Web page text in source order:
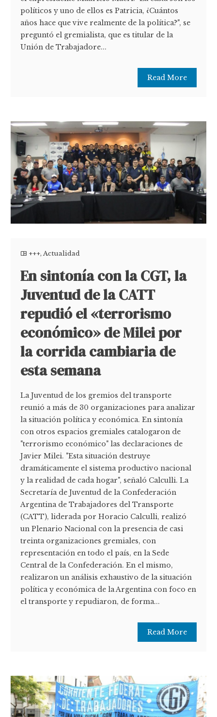
políticos y uno de ellos es Patricia, ¿Cuántos
años hace que vive realmente de la política?", se
preguntó el gremialista, que es titular de la
Unión de Trabajadore...
Read More
+++,Actualidad
En sintonía con la CGT, la
Juventud de la CATT
repudió el «terrorismo
económico» de Milei por
la corrida cambiaria de
esta semana
La Juventud de los gremios del transporte
reunió a más de 30 organizaciones para analizar
la situación política y económica. En sintonía
con otros espacios gremiales catalogaron de
"terrorismo económico" las declaraciones de
Javier Milei. "Esta situación destruye
dramáticamente el sistema productivo nacional
y la realidad de cada hogar", señaló Calculli. La
Secretaría de Juventud de la Confederación
Argentina de Trabajadores del Transporte
(CATT), liderada por Horacio Calculli, realizó
un Plenario Nacional con la presencia de casi
treinta organizaciones gremiales, con
representación en todo el país, en la Sede
Central de la Confederación. En el mismo,
realizaron un análisis exhaustivo de la situación
política y económica de la Argentina con foco en
el transporte y repudiaron, de forma...
Read More